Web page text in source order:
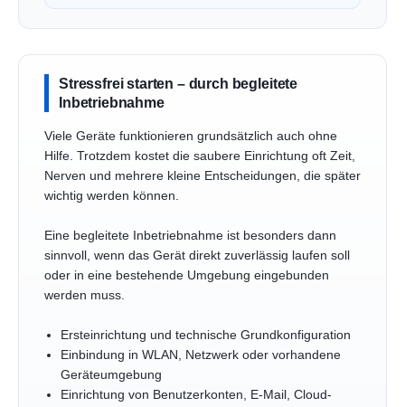
Stressfrei starten – durch begleitete
Inbetriebnahme
Viele Geräte funktionieren grundsätzlich auch ohne
Hilfe. Trotzdem kostet die saubere Einrichtung oft Zeit,
Nerven und mehrere kleine Entscheidungen, die später
wichtig werden können.
Eine begleitete Inbetriebnahme ist besonders dann
sinnvoll, wenn das Gerät direkt zuverlässig laufen soll
oder in eine bestehende Umgebung eingebunden
werden muss.
Ersteinrichtung und technische Grundkonfiguration
Einbindung in WLAN, Netzwerk oder vorhandene
Geräteumgebung
Einrichtung von Benutzerkonten, E-Mail, Cloud-